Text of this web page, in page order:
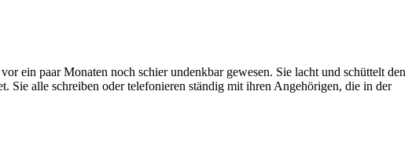
ein paar Monaten noch schier undenkbar gewesen. Sie lacht und schüttelt den
Sie alle schreiben oder telefonieren ständig mit ihren Angehörigen, die in der